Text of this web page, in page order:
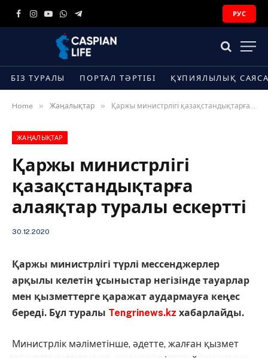
Facebook
Instagram
YouTube
WhatsApp
Telegram
РУС
БІЗ ТУРАЛЫ ПОРТАЛ ТӘРТІБІ ҚҰПИЯЛЫЛЫҚ
Home » Жаңалықтар » Қаржы министрлігі қазақстандықтарға алаяқтар туралы ескертті
ЖАҢАЛЫҚТАР
Қаржы министрлігі
қазақстандықтарға
алаяқтар туралы ескертті
30.12.2020
Қаржы министрлігі түрлі мессенджерлер
арқылы келетін ұсыныстар негізінде тауарлар
мен қызметтерге қаражат аудармауға кеңес
береді. Бұл туралы Tengrinews.kz хабарлайды.
Министрлік мәліметінше, әдетте, жалған қызмет